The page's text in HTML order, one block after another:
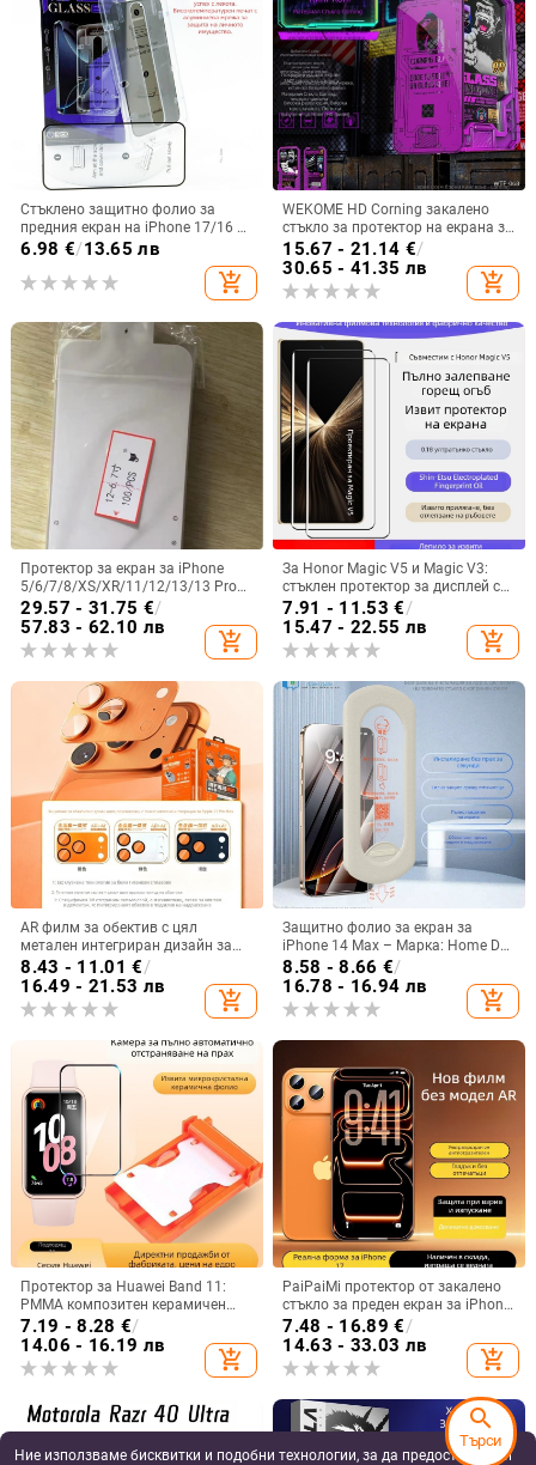
Стъклено защитно фолио за
предния екран на iPhone 17/16 –
HD яснота, устойчивост на
надраскване, прахоустойчивост,
удароустойчивост, пълно
6.98 €/13.65 лв
add_shopping_cart
WEKOME HD Corning закалено
стъкло за протектор на екрана за
iPhone — защита за
поверителност, пълно покритие
15.67 - 21.14 €/
30.65 - 41.35 лв
add_shopping_cart
Протектор за екран за iPhone
5/6/7/8/XS/XR/11/12/13/13 Pro
серия
29.57 - 31.75 €/
57.83 - 62.10 лв
add_shopping_cart
За Honor Magic V5 и Magic V3:
стъклен протектор за дисплей с
пълно залепване, UV защита, HD,
anti-peep
7.91 - 11.53 €/
15.47 - 22.55 лв
add_shopping_cart
AR филм за обектив с цял
метален интегриран дизайн за
Apple устройства (универсален)
— филм за обектив, HD, устойчив
на драскотини, взривоустойчив,
прахоустойчив
8.43 - 11.01 €/
16.49 - 21.53 лв
add_shopping_cart
Защитно фолио за екран за
iPhone 14 Max – Марка: Home Dot
Dot – Материал: обикновен филм
– Тип филм: преден филм –
Характеристики филма: бърза
инсталация
8.58 - 8.66 €/
16.78 - 16.94 лв
add_shopping_cart
Протектор за Huawei Band 11:
PMMA композитен керамичен
филм за предното покритие,
съвместим с GT6-46/41
7.19 - 8.28 €/
14.06 - 16.19 лв
add_shopping_cart
PaiPaiMi протектор от закалено
стъкло за преден екран за iPhone
17 Pro Max – прахоиздръжлив,
удароустойчив, пълно покритие
на екрана
7.48 - 16.89 €/
14.63 - 33.03 лв
add_shopping_cart
Ние използваме бисквитки и подобни технологии, за да предоставяме и
search
Търси